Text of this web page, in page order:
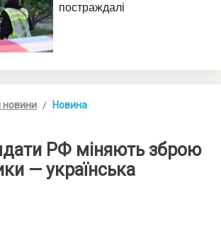
новини Новина
РФ міняють зброю
— українська